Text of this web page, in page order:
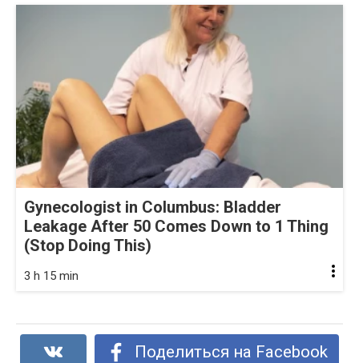
Gynecologist in Columbus: Bladder
Leakage After 50 Comes Down to 1 Thing
(Stop Doing This)
3 h 15 min
Поделиться на Facebook